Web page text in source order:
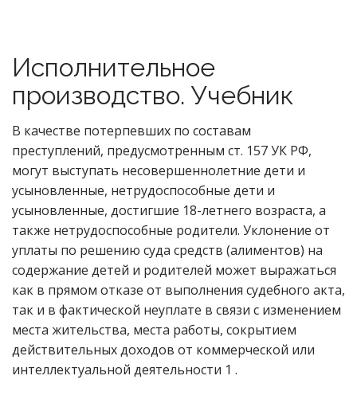
Исполнительное
производство. Учебник
В качестве потерпевших по составам
преступлений, предусмотренным ст. 157 УК РФ,
могут выступать несовершеннолетние дети и
усыновленные, нетрудоспособные дети и
усыновленные, достигшие 18-летнего возраста, а
также нетрудоспособные родители. Уклонение от
уплаты по решению суда средств (алиментов) на
содержание детей и родителей может выражаться
как в прямом отказе от выполнения судебного акта,
так и в фактической неуплате в связи с изменением
места жительства, места работы, сокрытием
действительных доходов от коммерческой или
интеллектуальной деятельности 1 .